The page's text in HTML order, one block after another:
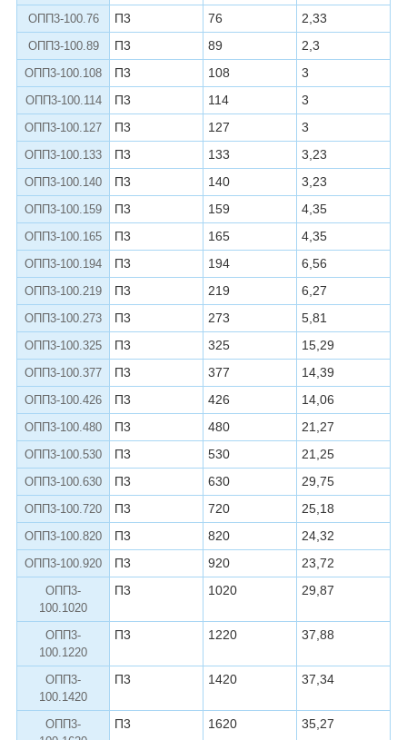
ОПП3-100.76 П3 76 2,33
ОПП3-100.89 П3 89 2,3
ОПП3-100.108 П3 108 3
ОПП3-100.114 П3 114 3
ОПП3-100.127 П3 127 3
ОПП3-100.133 П3 133 3,23
ОПП3-100.140 П3 140 3,23
ОПП3-100.159 П3 159 4,35
ОПП3-100.165 П3 165 4,35
ОПП3-100.194 П3 194 6,56
ОПП3-100.219 П3 219 6,27
ОПП3-100.273 П3 273 5,81
ОПП3-100.325 П3 325 15,29
ОПП3-100.377 П3 377 14,39
ОПП3-100.426 П3 426 14,06
ОПП3-100.480 П3 480 21,27
ОПП3-100.530 П3 530 21,25
ОПП3-100.630 П3 630 29,75
ОПП3-100.720 П3 720 25,18
ОПП3-100.820 П3 820 24,32
ОПП3-100.920 П3 920 23,72
ОПП3-
100.1020
П3 1020 29,87
ОПП3-
100.1220
П3 1220 37,88
ОПП3-
100.1420
П3 1420 37,34
ОПП3-
П3 1620 35,27